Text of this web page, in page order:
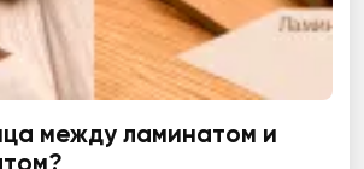
между ламинатом и